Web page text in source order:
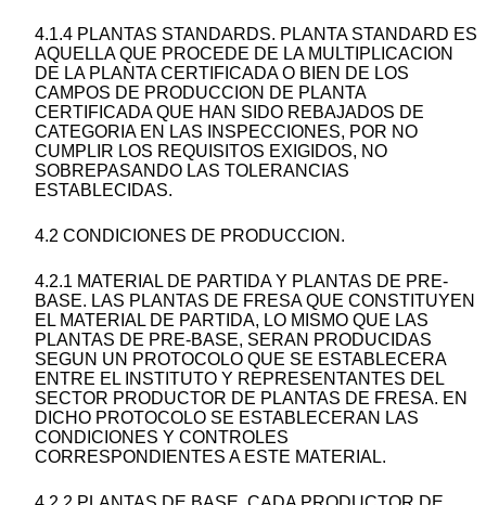
4.1.4 PLANTAS STANDARDS. PLANTA STANDARD ES
AQUELLA QUE PROCEDE DE LA MULTIPLICACION
DE LA PLANTA CERTIFICADA O BIEN DE LOS
CAMPOS DE PRODUCCION DE PLANTA
CERTIFICADA QUE HAN SIDO REBAJADOS DE
CATEGORIA EN LAS INSPECCIONES, POR NO
CUMPLIR LOS REQUISITOS EXIGIDOS, NO
SOBREPASANDO LAS TOLERANCIAS
ESTABLECIDAS.
4.2 CONDICIONES DE PRODUCCION.
4.2.1 MATERIAL DE PARTIDA Y PLANTAS DE PRE-
BASE. LAS PLANTAS DE FRESA QUE CONSTITUYEN
EL MATERIAL DE PARTIDA, LO MISMO QUE LAS
PLANTAS DE PRE-BASE, SERAN PRODUCIDAS
SEGUN UN PROTOCOLO QUE SE ESTABLECERA
ENTRE EL INSTITUTO Y REPRESENTANTES DEL
SECTOR PRODUCTOR DE PLANTAS DE FRESA. EN
DICHO PROTOCOLO SE ESTABLECERAN LAS
CONDICIONES Y CONTROLES
CORRESPONDIENTES A ESTE MATERIAL.